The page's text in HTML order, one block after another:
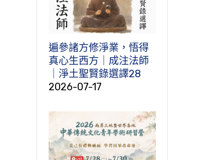
遍參諸方修淨業，悟得
真心生西方｜成注法師
｜淨土聖賢錄選譯28
2026-07-17